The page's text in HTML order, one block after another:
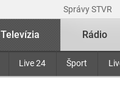
Správy STVR
Televízia
Live 24 Šport
Rádio